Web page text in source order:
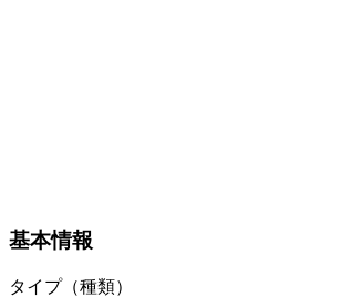
基本情報
タイプ（種類）